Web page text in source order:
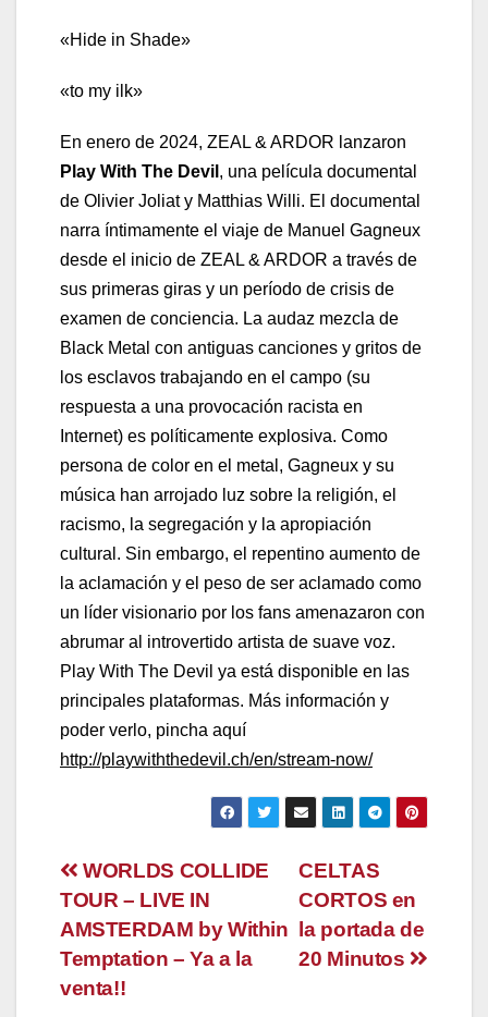
«Hide in Shade»
«to my ilk»
En enero de 2024, ZEAL & ARDOR lanzaron
Play With The Devil , una película documental
de Olivier Joliat y Matthias Willi. El documental
narra íntimamente el viaje de Manuel Gagneux
desde el inicio de ZEAL & ARDOR a través de
sus primeras giras y un período de crisis de
examen de conciencia. La audaz mezcla de
Black Metal con antiguas canciones y gritos de
los esclavos trabajando en el campo (su
respuesta a una provocación racista en
Internet) es políticamente explosiva. Como
persona de color en el metal, Gagneux y su
música han arrojado luz sobre la religión, el
racismo, la segregación y la apropiación
cultural. Sin embargo, el repentino aumento de
la aclamación y el peso de ser aclamado como
un líder visionario por los fans amenazaron con
abrumar al introvertido artista de suave voz.
Play With The Devil ya está disponible en las
principales plataformas. Más información y
poder verlo, pincha aquí
http://playwiththedevil.ch/en/stream-now/
Navegación
de
entradas
CELTAS
CORTOS en
la portada de
20 Minutos
WORLDS COLLIDE
TOUR – LIVE IN
AMSTERDAM by Within
Temptation – Ya a la
venta!!